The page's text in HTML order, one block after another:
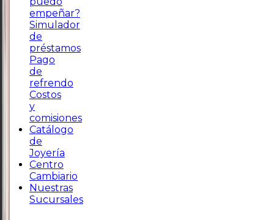
empeñar?
Simulador
de
préstamos
Pago
de
refrendo
Costos
y
comisiones
Catálogo
de
Joyería
Centro
Cambiario
Nuestras
Sucursales